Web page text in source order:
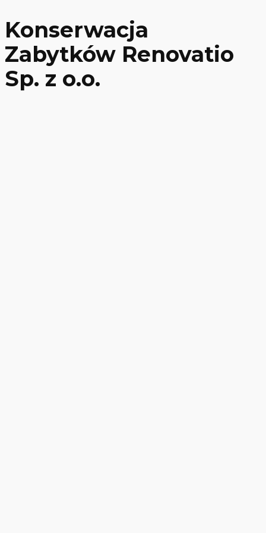
Konserwacja
Zabytków Renovatio
Sp. z o.o.